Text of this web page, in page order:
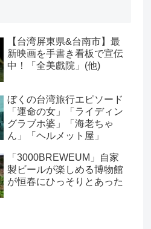
【台湾屏東県&台南市】最
新映画を手書き看板で宣伝
中！「全美戲院」(他)
ぼくの台湾旅行エピソード
「運命の女」「ライディン
グラブホ婆」「海老ちゃ
ん」「ヘルメット屋」
「3000BREWEUM」自家
製ビールが楽しめる博物館
が恒春にひっそりとあった